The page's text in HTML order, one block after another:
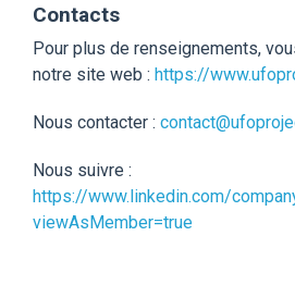
Contacts
Pour plus de renseignements,
notre site web : https://
Nous contacter :
Nous suivre :
https://www.linkedin.com/
viewAsMember=true